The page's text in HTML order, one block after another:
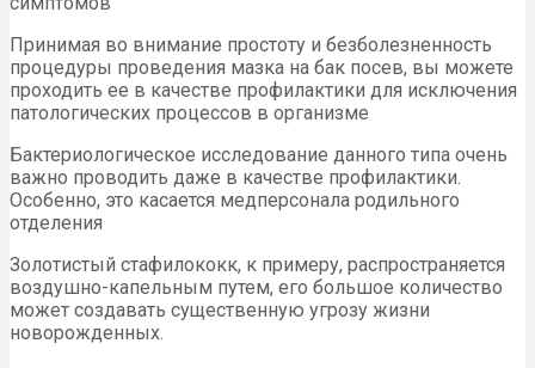
Принимая во внимание простоту и безболезненность
процедуры проведения мазка на бак посев, вы можете
проходить ее в качестве профилактики для исключения
патологических процессов в организме
Бактериологическое исследование данного типа очень
важно проводить даже в качестве профилактики.
Особенно, это касается медперсонала родильного
отделения
Золотистый стафилококк, к примеру, распространяется
воздушно-капельным путем, его большое количество
может создавать существенную угрозу жизни
новорожденных.